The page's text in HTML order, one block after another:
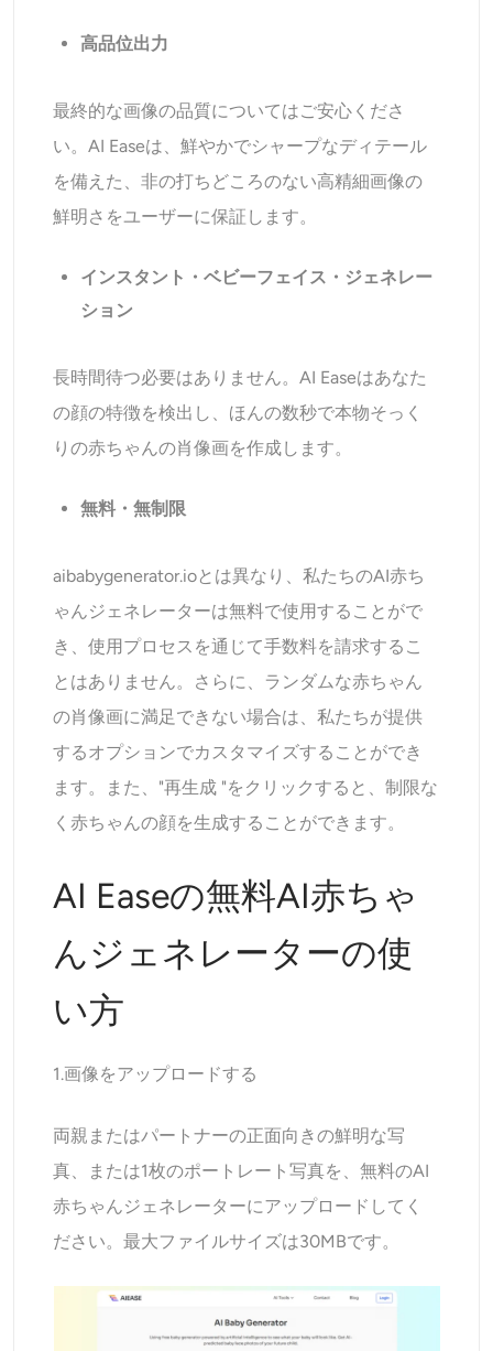
高品位出力
最終的な画像の品質についてはご安心くださ
い。AI Easeは、鮮やかでシャープなディテール
を備えた、非の打ちどころのない高精細画像の
鮮明さをユーザーに保証します。
インスタント・ベビーフェイス・ジェネレー
ション
長時間待つ必要はありません。AI Easeはあなた
の顔の特徴を検出し、ほんの数秒で本物そっく
りの赤ちゃんの肖像画を作成します。
無料・無制限
aibabygenerator.ioとは異なり、私たちのAI赤ち
ゃんジェネレーターは無料で使用することがで
き、使用プロセスを通じて手数料を請求するこ
とはありません。さらに、ランダムな赤ちゃん
の肖像画に満足できない場合は、私たちが提供
するオプションでカスタマイズすることができ
ます。また、"再生成 "をクリックすると、制限な
く赤ちゃんの顔を生成することができます。
AI Easeの無料AI赤ちゃ
んジェネレーターの使
い方
1.画像をアップロードする
両親またはパートナーの正面向きの鮮明な写
真、または1枚のポートレート写真を、無料のAI
赤ちゃんジェネレーターにアップロードしてく
ださい。最大ファイルサイズは30MBです。